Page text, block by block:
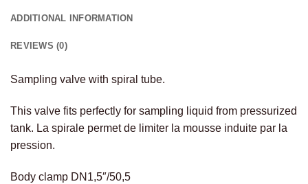
ADDITIONAL INFORMATION
REVIEWS (0)
Sampling valve with spiral tube.
This valve fits perfectly for sampling liquid from pressurized
tank. La spirale permet de limiter la mousse induite par la
pression.
Body clamp DN1,5″/50,5